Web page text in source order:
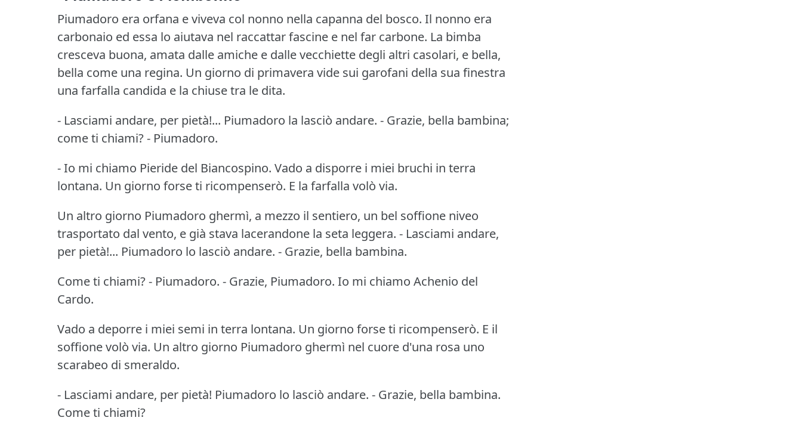
Piumadoro era orfana e viveva col nonno nella capanna del bosco. Il nonno era
carbonaio ed essa lo aiutava nel raccattar fascine e nel far carbone. La bimba
cresceva buona, amata dalle amiche e dalle vecchiette degli altri casolari, e bella,
bella come una regina. Un giorno di primavera vide sui garofani della sua finestra
una farfalla candida e la chiuse tra le dita.
- Lasciami andare, per pietà!... Piumadoro la lasciò andare. - Grazie, bella bambina;
come ti chiami?- Piumadoro.
- Io mi chiamo Pieride del Biancospino. Vado a disporre i miei bruchi in terra
lontana. Un giorno forse ti ricompenserò. E la farfalla volò via.
Un altro giorno Piumadoro ghermì, a mezzo il sentiero, un bel soffione niveo
trasportato dal vento, e già stava lacerandone la seta leggera. - Lasciami andare,
per pietà!... Piumadoro lo lasciò andare. - Grazie, bella bambina.
Come ti chiami?- Piumadoro. - Grazie, Piumadoro. Io mi chiamo Achenio del
Cardo.
Vado a deporre i miei semi in terra lontana. Un giorno forse ti ricompenserò. E il
soffione volò via. Un altro giorno Piumadoro ghermì nel cuore d'una rosa uno
scarabeo di smeraldo.
- Lasciami andare, per pietà! Piumadoro lo lasciò andare. - Grazie, bella bambina.
Come ti chiami?